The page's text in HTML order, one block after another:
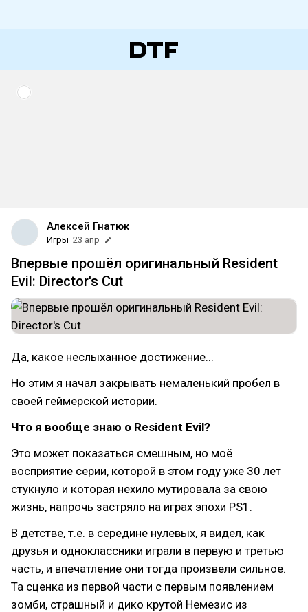
Алексей Гнатюк
Игры 23 апр
Впервые прошёл оригинальный Resident
Evil: Director's Cut
Да, какое неслыханное достижение...
Но этим я начал закрывать немаленький пробел в
своей геймерской истории.
Что я вообще знаю о Resident Evil?
Это может показаться смешным, но моё
восприятие серии, которой в этом году уже 30 лет
стукнуло и которая нехило мутировала за свою
жизнь, напрочь застряло на играх эпохи PS1.
В детстве, т.е. в середине нулевых, я видел, как
друзья и одноклассники играли в первую и третью
часть, и впечатление они тогда произвели сильное.
Та сценка из первой части с первым появлением
зомби, страшный и дико крутой Немезис из